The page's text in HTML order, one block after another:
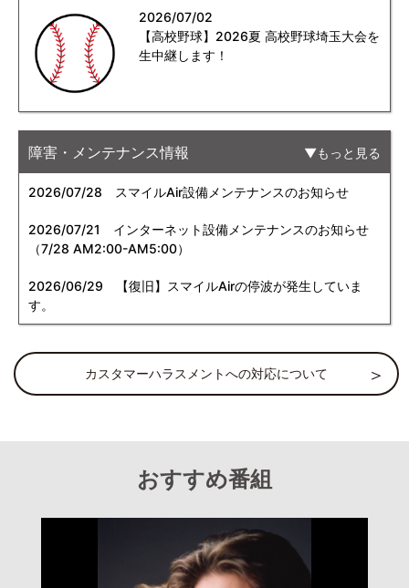
2026/07/02
【高校野球】2026夏 高校野球埼玉大会を
生中継します！
障害・メンテナンス情報 もっと見る
2026/07/28 スマイルAir設備メンテナンスのお知らせ
2026/07/21
インターネット設備メンテナンスのお知らせ
（7/28 AM2:00-AM5:00）
2026/06/29 【復旧】スマイルAirの停波が発生していま
す。
カスタマーハラスメントへの対応について
おすすめ番組